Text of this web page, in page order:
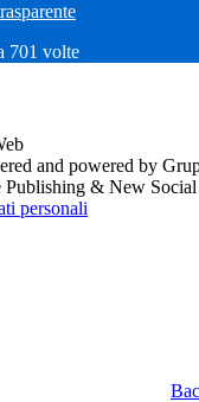
701 volte
and powered by
& New
personali